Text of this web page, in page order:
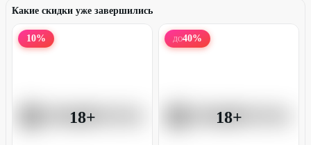
Какие скидки уже завершились
18+
10%
18+
ДО40%